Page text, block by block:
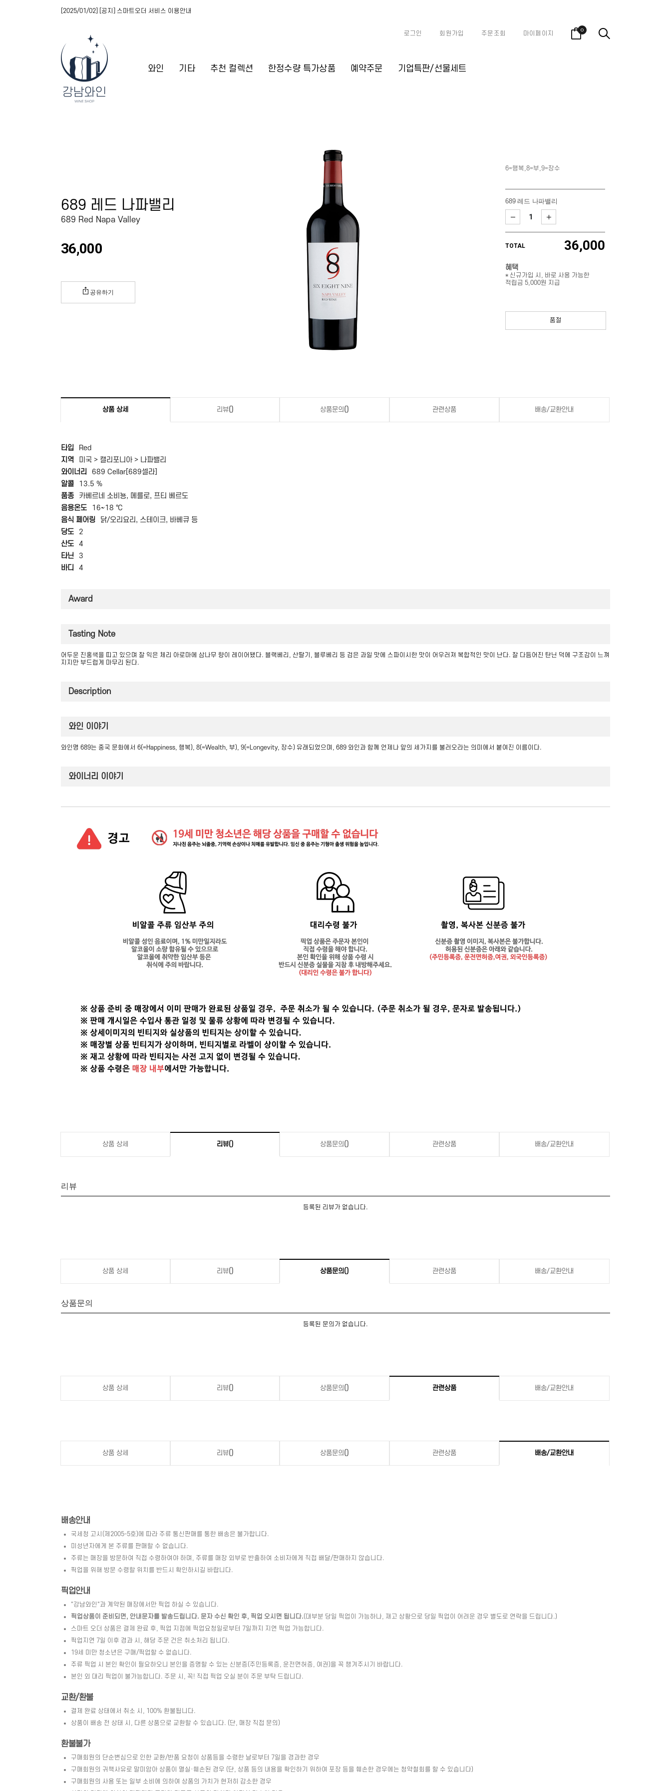
와인 기타 추천 컬렉션 한정수량 특가상품 예약주문 기업특판/선물세트
[2025/01/02] [공지] 스마트오더 서비스 이용안내
로그인 회원가입 주문조회 마이페이지 0
689 레드 나파밸리
689 Red Napa Valley
36,000
공유하기
6=행복,8=부,9=장수
689 레드 나파밸리
TOTAL 36,000
혜택
* 신규가입 시, 바로 사용 가능한
적립금 5,000원 지급
품절
상품 상세 리뷰() 상품문의 () 관련상품 배송/교환안내
타입
Red
지역
미국 > 캘리포니아 > 나파밸리
와이너리
689 Cellar[689셀라]
알콜
13.5 %
품종
카베르네 소비뇽, 메를로, 프티 베르도
음용온도
16~18 ℃
음식 페어링
닭/오리요리, 스테이크, 바베큐 등
당도
2
산도 4
타닌
3
바디
4
Award
Tasting Note
어두운 진홍색을 띠고 있으며 잘 익은 체리 아로마에 삼나무 향이 레이어됐다. 블랙베리, 산딸기, 블루베리 등 검은 과일 맛에 스파이시한 맛이 어우러져 복합적인 맛이 난다. 잘 다듬어진 탄닌 덕에 구조감이 느껴
지지만 부드럽게 마무리 된다.
Description
와인 이야기
와인명 689는 중국 문화에서 6(=Happiness, 행복), 8(=Wealth, 부), 9(=Longevity, 장수) 유래되었으며, 689 와인과 함께 언제나 앞의 세가지를 불러오라는 의미에서 붙여진 이름이다.
와이너리 이야기
상품 상세 리뷰() 상품문의 () 관련상품 배송/교환안내
리뷰
등록된 리뷰가 없습니다.
상품 상세 리뷰() 상품문의 () 관련상품 배송/교환안내
상품문의
등록된 문의가 없습니다.
상품 상세 리뷰() 상품문의 () 관련상품 배송/교환안내
상품 상세 리뷰() 상품문의 () 관련상품 배송/교환안내
배송안내
국세청 고시(제2005-5호)에 따라 주류 통신판매를 통한 배송은 불가합니다.
미성년자에게 본 주류를 판매할 수 없습니다.
주류는 매장을 방문하여 직접 수령하여야 하며, 주류를 매장 외부로 반출하여 소비자에게 직접 배달/판매하지 않습니다.
픽업을 위해 방문 수령할 위치를 반드시 확인하시길 바랍니다.
픽업안내
"강남와인"과 계약된 매장에서만 픽업 하실 수 있습니다.
픽업상품이 준비되면, 안내문자를 발송드립니다. 문자 수신 확인 후, 픽업 오시면 됩니다.(대부분 당일 픽업이 가능하나, 재고 상황으로 당일 픽업이 어려운 경우 별도로 연락을 드립니다.)
스마트 오더 상품은 결제 완료 후, 픽업 지점에 픽업요청일로부터 7일까지 지연 픽업 가능합니다.
픽업지연 7일 이후 경과 시, 해당 주문 건은 취소처리 됩니다.
19세 미만 청소년은 구매/픽업할 수 없습니다.
주류 픽업 시 본인 확인이 필요하오니 본인을 증명할 수 있는 신분증(주민등록증, 운전면허증, 여권)을 꼭 챙겨주시기 바랍니다.
본인 외 대리 픽업이 불가능합니다. 주문 시, 꼭! 직접 픽업 오실 분이 주문 부탁 드립니다.
교환/환불
결제 완료 상태에서 취소 시, 100% 환불됩니다.
상품이 배송 전 상태 시, 다른 상품으로 교환할 수 있습니다. (단, 매장 직접 문의)
환불불가
구매회원의 단순변심으로 인한 교환/반품 요청이 상품등을 수령한 날로부터 7일을 경과한 경우
구매회원의 귀책사유로 말미암아 상품이 멸실·훼손된 경우 (단, 상품 등의 내용을 확인하기 위하여 포장 등을 훼손한 경우에는 청약철회를 할 수 있습니다)
구매회원의 사용 또는 일부 소비에 의하여 상품의 가치가 현저히 감소한 경우